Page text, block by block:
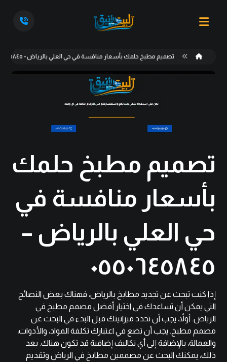
تصميم مطبخ حلمك بأسعار منافسة في حي العلي بالرياض - ٠٥٥٠٦٤٥٨٤٥
تصميم مطبخ حلمك
بأسعار منافسة في
حي العلي بالرياض –
٠٥٥٠٦٤٥٨٤٥
إذا كنت تبحث عن تجديد مطابخ بالرياض، فهناك بعض النصائح
التي يمكن أن تساعدك في اختيار أفضل مصمم مطبخ في
الرياض. أولاً، يجب أن تحدد ميزانيتك قبل البدء في البحث عن
مصمم مطبخ. يجب أن تضع في اعتبارك تكلفة المواد، والأدوات،
والعمالة، بالإضافة إلى أي تكاليف إضافية قد تكون هناك. بعد
ذلك، يمكنك البحث عن مصممين مطابخ في الرياض وتقديم